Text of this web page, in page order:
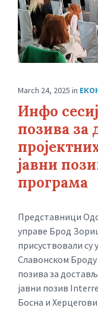
March 24, 2025 in
Инфо
позива за
јавни
програма
Представници
управе Брод
присуствовали су
Славонском Броду
позива за
јавни позив
Босна и